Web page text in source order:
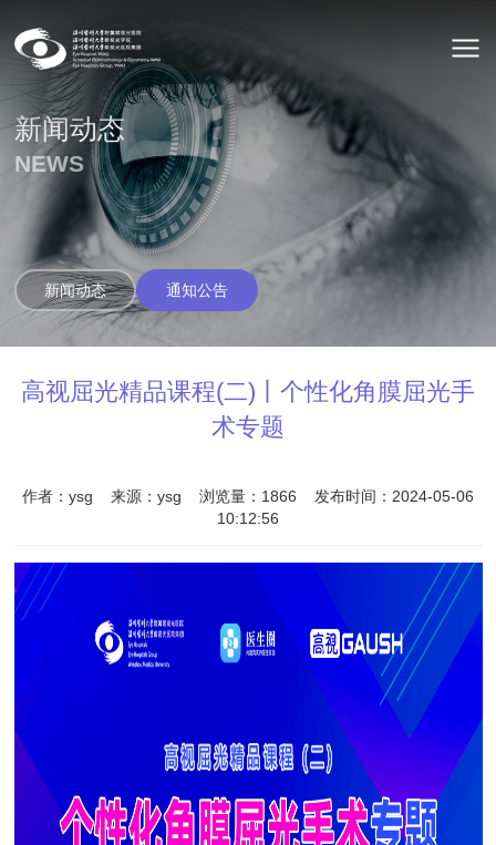
新闻动态
NEWS
新闻动态 通知公告
高视屈光精品课程(二)丨个性化角膜屈光手
术专题
作者：ysg 来源：ysg 浏览量： 1866 发布时间：2024-05-06
10:12:56